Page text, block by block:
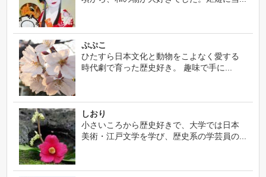
ぷぷこ
ひたすら日本文化と動物をこよなく愛する
時代劇で育った歴史好き。 趣味で手に...
しおり
小さいころから歴史好きで、大学では日本
美術・江戸文学を学び、歴史系の学芸員の...